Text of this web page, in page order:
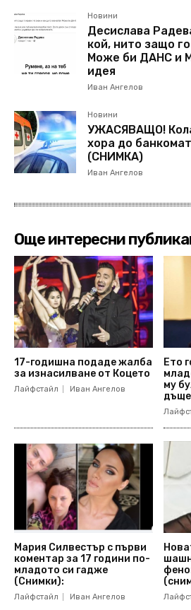
Новини
Десислава
кой, нито защо
Може би ДАНС и
идея
Иван Ангелов
Новини
УЖАСЯВАЩО!
хора до
(СНИМКА)
Иван Ангелов
Още интересни
17-годишна подаде жалба
за изнасилване от Коцето
Лайфстайл Иван Ангелов
Ето
му
Мария Силвестър с първи
коментар за 17 години по-
младото си гадже
(Снимки):
Лайфстайл Иван Ангелов